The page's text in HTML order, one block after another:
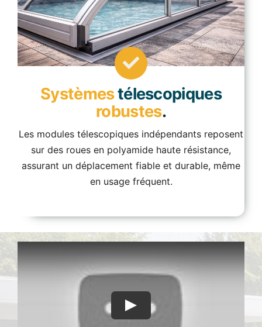
Systèmestélescopiques
robustes.
Les modules télescopiques indépendants reposent
sur des roues en polyamide haute résistance,
assurant un déplacement fiable et durable, même
en usage fréquent.